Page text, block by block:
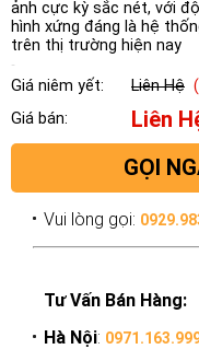
ảnh cực kỳ sắc nét, với độ
hình xứng đáng là hệ
trên thị trường hiện nay
Giá niêm yết: Liên Hệ
Giá bán:
Liên
GỌI
Vui lòng gọi:
Tư Vấn Bán Hàng:
Hà Nội: